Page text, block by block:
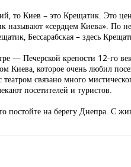
то Киев – это Крещатик. Это
«сердцем Киева». По
Бессарабская – здесь
— Печерской крепости 12-го
Киева, которое очень любил
связано много
посетителей и туристов.
постойте на берегу Днепра. С